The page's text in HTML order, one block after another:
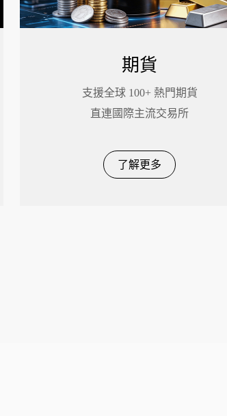
期貨
支援全球 100+ 熱門期貨
直連國際主流交易所
了解更多